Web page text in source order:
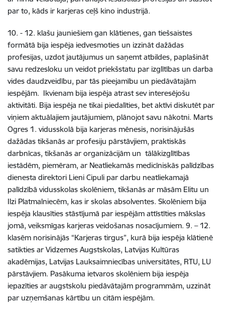
par to, kāds ir karjeras ceļš kino industrijā.
10. - 12. klašu jauniešiem gan klātienes, gan tiešsaistes
formātā bija iespēja iedvesmoties un izzināt dažādas
profesijas, uzdot jautājumus un saņemt atbildes, paplašināt
savu redzesloku un veidot priekšstatu par izglītības un darba
vides daudzveidību, par tās pieejamību un piedāvātajām
iespējām. Ikvienam bija iespēja atrast sev interesējošu
aktivitāti. Bija iespēja ne tikai piedalīties, bet aktīvi diskutēt par
viņiem aktuālajiem jautājumiem, plānojot savu nākotni. Marts
Ogres 1. vidusskolā bija karjeras mēnesis, norisinājušās
dažādas tikšanās ar profesiju pārstāvjiem, praktiskās
darbnīcas, tikšanās ar organizācijām un tālākizglītības
iestādēm, piemēram, ar Neatliekamās medicīniskās palīdzības
dienesta direktori Lieni Cipuli par darbu neatliekamajā
palīdzībā vidusskolas skolēniem, tikšanās ar māsām Elitu un
Ilzi Platmalniecēm, kas ir skolas absolventes. Skolēniem bija
iespēja klausīties stāstījumā par iespējām attīstīties mākslas
jomā, veiksmīgas karjeras veidošanas nosacījumiem. 9. – 12.
klasēm norisinājās “Karjeras tirgus”, kurā bija iespēja klātienē
satikties ar Vidzemes Augstskolas, Latvijas Kultūras
akadēmijas, Latvijas Lauksaimniecības universitātes, RTU, LU
pārstāvjiem. Pasākuma ietvaros skolēniem bija iespēja
iepazīties ar augstskolu piedāvātajām programmām, uzzināt
par uzņemšanas kārtību un citām iespējām.